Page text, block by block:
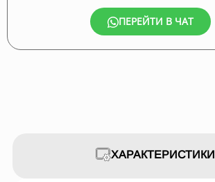
ПЕРЕЙТИ В ЧАТ
ХАРАКТЕРИСТИКИ